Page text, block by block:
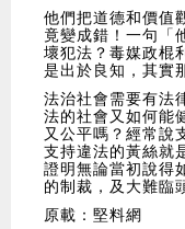
他們把道德和價值
竟變成錯！一句「
壞犯法？毒媒政棍
是出於良知，其實
法治社會需要有法
法的社會又如何能
又公平嗎？經常說
支持違法的黃絲就
證明無論當初說得
的制裁，及大難臨
原載：堅料網